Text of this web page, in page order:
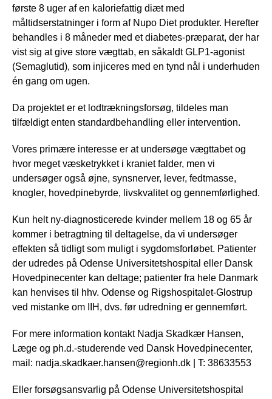
første 8 uger af en kaloriefattig diæt med
måltidserstatninger i form af Nupo Diet produkter. Herefter
behandles i 8 måneder med et diabetes-præparat, der har
vist sig at give store vægttab, en såkaldt GLP1-agonist
(Semaglutid), som injiceres med en tynd nål i underhuden
én gang om ugen.
Da projektet er et lodtrækningsforsøg, tildeles man
tilfældigt enten standardbehandling eller intervention.
Vores primære interesse er at undersøge vægttabet og
hvor meget væsketrykket i kraniet falder, men vi
undersøger også øjne, synsnerver, lever, fedtmasse,
knogler, hovedpinebyrde, livskvalitet og gennemførlighed.
Kun helt ny-diagnosticerede kvinder mellem 18 og 65 år
kommer i betragtning til deltagelse, da vi undersøger
effekten så tidligt som muligt i sygdomsforløbet. Patienter
der udredes på Odense Universitetshospital eller Dansk
Hovedpinecenter kan deltage; patienter fra hele Danmark
kan henvises til hhv. Odense og Rigshospitalet-Glostrup
ved mistanke om IIH, dvs. før udredning er gennemført.
For mere information kontakt Nadja Skadkær Hansen,
Læge og ph.d.-studerende ved Dansk Hovedpinecenter,
mail: nadja.skadkaer.hansen@regionh.dk | T: 38633553
Eller forsøgsansvarlig på Odense Universitetshospital